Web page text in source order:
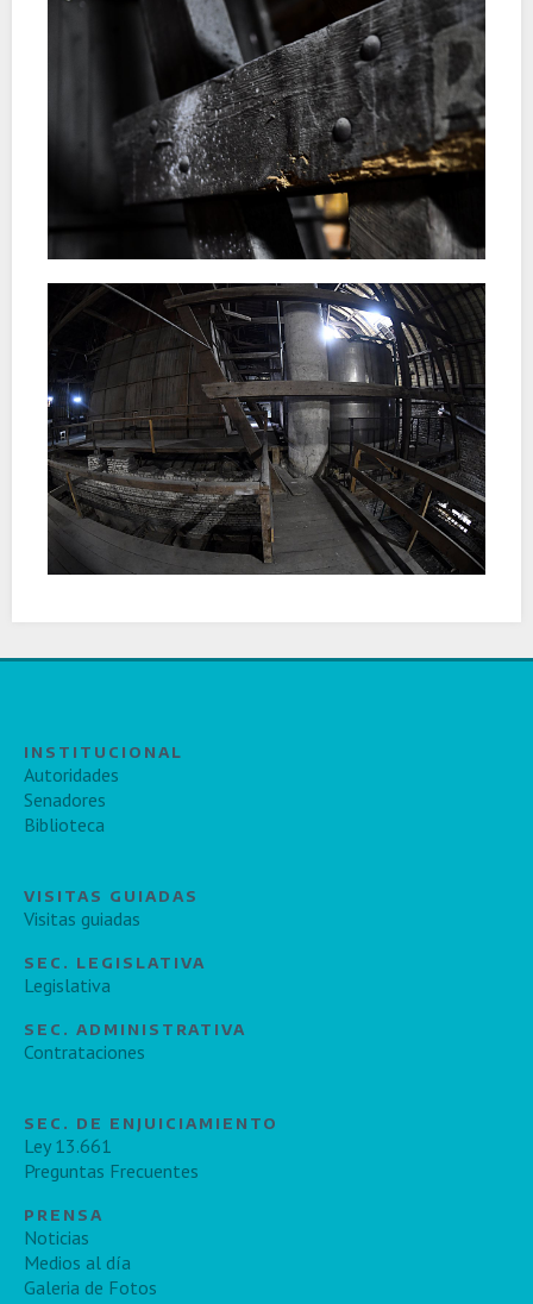
INSTITUCIONAL
Autoridades
Senadores
Biblioteca
VISITAS GUIADAS
Visitas guiadas
SEC. LEGISLATIVA
Legislativa
SEC. ADMINISTRATIVA
Contrataciones
SEC. DE ENJUICIAMIENTO
Ley 13.661
Preguntas Frecuentes
PRENSA
Noticias
Medios al día
Galeria de Fotos